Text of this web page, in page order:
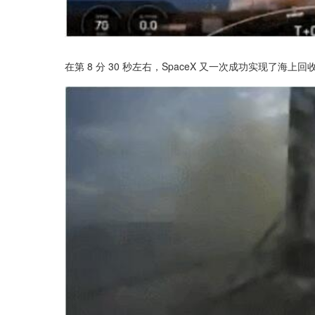
在第 8 分 30 秒左右，SpaceX 又一次成功实现了海上回